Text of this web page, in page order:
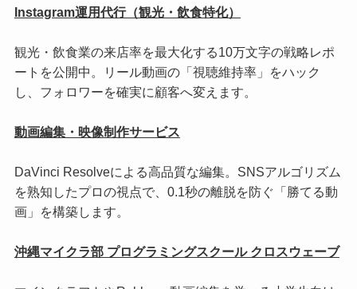
Instagram運用代行（観光・飲食特化）
観光・飲食業の来店率を最大化する10万文字の戦略レポ
ートを公開中。リール動画の「視聴維持率」をハック
し、フォロワーを確実に顧客へ変えます。
動画編集・映像制作サービス
DaVinci Resolveによる高品質な編集。SNSアルゴリズム
を熟知したプロの視点で、0.1秒の離脱を防ぐ「勝てる動
画」を構築します。
沖縄マイクラ部 プログラミングスクール クロスウェーブ